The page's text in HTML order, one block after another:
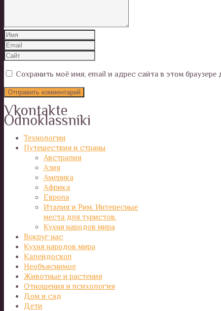
Сохранить моё имя, email и адрес сайта в этом
Vkontakte
Odnoklassniki
Технологии
Путешествия и страны
Австралия
Азия
Америка
Африка
Европа
Италия и Рим. Интересные
места для туристов.
Кухня народов мира
Вокруг нас
Кухня народов мира
Калейдоскоп
Необъяснимое
Животные и растения
Отношения и психология
Дом и сад
Дети